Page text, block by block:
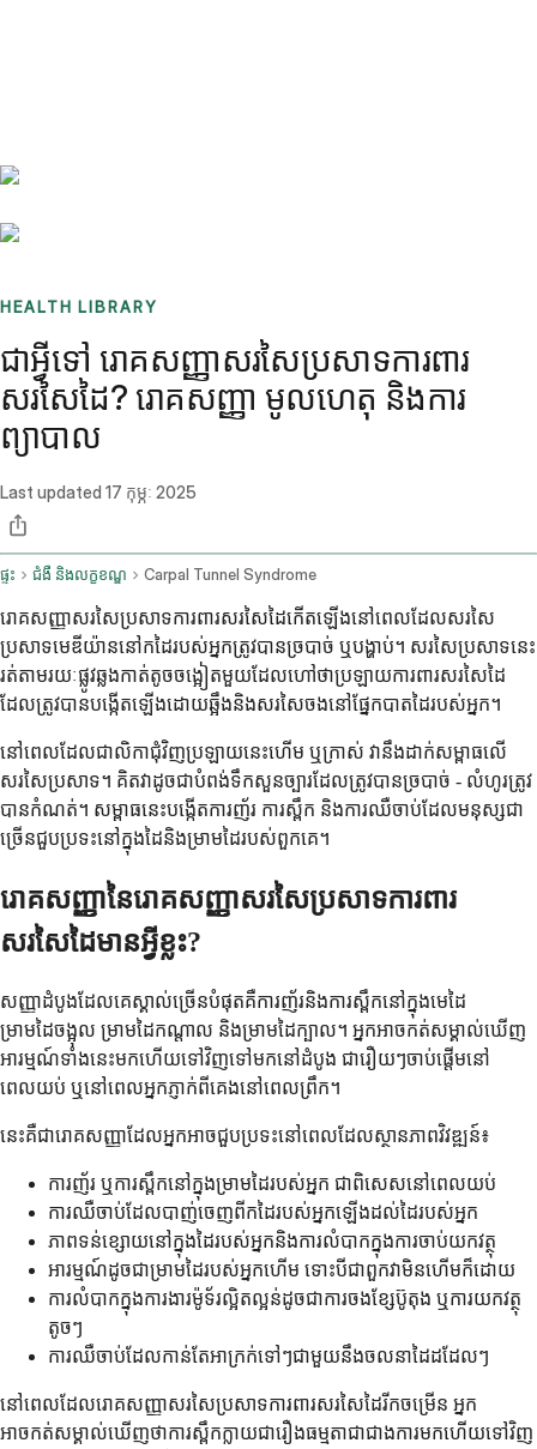
HEALTH LIBRARY
ជាអ្វីទៅ រោគសញ្ញាសរសៃប្រសាទការពារ
សរសៃដៃ? រោគសញ្ញា មូលហេតុ និងការ
ព្យាបាល
Last updated 17 កុម្ភៈ 2025
ផ្ទះ ជំងឺ និងលក្ខខណ្ឌ Carpal Tunnel Syndrome
រោគសញ្ញាសរសៃប្រសាទការពារសរសៃដៃកើតឡើងនៅពេលដែលសរសៃ
ប្រសាទមេឌីយ៉ាននៅកដៃរបស់អ្នកត្រូវបានច្របាច់ ឬបង្ហាប់។ សរសៃប្រសាទនេះ
រត់តាមរយៈផ្លូវឆ្លងកាត់តូចចង្អៀតមួយដែលហៅថាប្រឡាយការពារសរសៃដៃ
ដែលត្រូវបានបង្កើតឡើងដោយឆ្អឹងនិងសរសៃចងនៅផ្នែកបាតដៃរបស់អ្នក។
នៅពេលដែលជាលិកាជុំវិញប្រឡាយនេះហើម ឬក្រាស់ វានឹងដាក់សម្ពាធលើ
សរសៃប្រសាទ។ គិតវាដូចជាបំពង់ទឹកសួនច្បារដែលត្រូវបានច្របាច់ - លំហូរត្រូវ
បានកំណត់។ សម្ពាធនេះបង្កើតការញ័រ ការស្ពឹក និងការឈឺចាប់ដែលមនុស្សជា
ច្រើនជួបប្រទះនៅក្នុងដៃនិងម្រាមដៃរបស់ពួកគេ។
រោគសញ្ញានៃរោគសញ្ញាសរសៃប្រសាទការពារ
សរសៃដៃមានអ្វីខ្លះ?
សញ្ញាដំបូងដែលគេស្គាល់ច្រើនបំផុតគឺការញ័រនិងការស្ពឹកនៅក្នុងមេដៃ
ម្រាមដៃចង្អុល ម្រាមដៃកណ្តាល និងម្រាមដៃក្បាល។ អ្នកអាចកត់សម្គាល់ឃើញ
អារម្មណ៍ទាំងនេះមកហើយទៅវិញទៅមកនៅដំបូង ជារឿយៗចាប់ផ្តើមនៅ
ពេលយប់ ឬនៅពេលអ្នកភ្ញាក់ពីគេងនៅពេលព្រឹក។
នេះគឺជារោគសញ្ញាដែលអ្នកអាចជួបប្រទះនៅពេលដែលស្ថានភាពវិវឌ្ឍន៍៖
ការញ័រ ឬការស្ពឹកនៅក្នុងម្រាមដៃរបស់អ្នក ជាពិសេសនៅពេលយប់
ការឈឺចាប់ដែលបាញ់ចេញពីកដៃរបស់អ្នកឡើងដល់ដៃរបស់អ្នក
ភាពទន់ខ្សោយនៅក្នុងដៃរបស់អ្នកនិងការលំបាកក្នុងការចាប់យកវត្ថុ
អារម្មណ៍ដូចជាម្រាមដៃរបស់អ្នកហើម ទោះបីជាពួកវាមិនហើមក៏ដោយ
ការលំបាកក្នុងការងារម៉ូទ័រល្អិតល្អន់ដូចជាការចងខ្សែប៊ូតុង ឬការយកវត្ថុ
តូចៗ
ការឈឺចាប់ដែលកាន់តែអាក្រក់ទៅៗជាមួយនឹងចលនាដៃដដែលៗ
នៅពេលដែលរោគសញ្ញាសរសៃប្រសាទការពារសរសៃដៃរីកចម្រើន អ្នក
អាចកត់សម្គាល់ឃើញថាការស្ពឹកក្លាយជារឿងធម្មតាជាជាងការមកហើយទៅវិញ